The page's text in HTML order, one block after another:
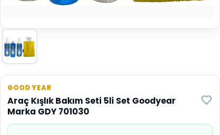
GOOD YEAR
Araç Kışlık Bakım Seti 5li Set Goodyear
Marka GDY 701030